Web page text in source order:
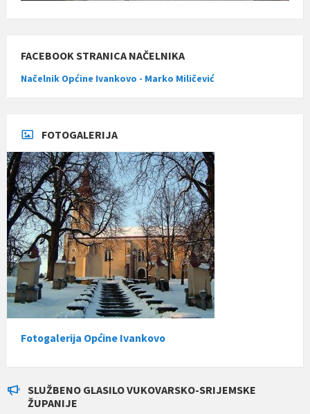
FACEBOOK STRANICA NAČELNIKA
Načelnik Općine Ivankovo - Marko Miličević
FOTOGALERIJA
Fotogalerija Općine Ivankovo
SLUŽBENO GLASILO VUKOVARSKO-SRIJEMSKE
ŽUPANIJE